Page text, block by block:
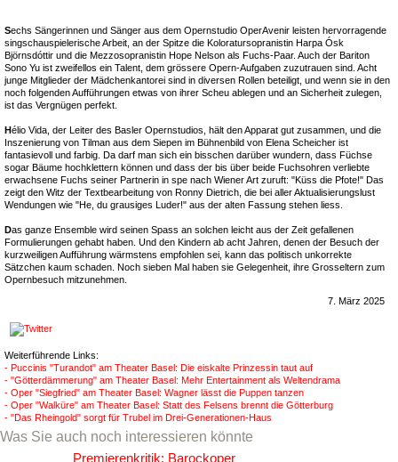
Sechs Sängerinnen und Sänger aus dem Opernstudio OperAvenir leisten hervorragende
singschauspielerische Arbeit, an der Spitze die Koloratursopranistin Harpa Ósk
Björnsdóttir und die Mezzosopranistin Hope Nelson als Fuchs-Paar. Auch der Bariton
Sono Yu ist zweifellos ein Talent, dem grössere Opern-Aufgaben zuzutrauen sind. Acht
junge Mitglieder der Mädchenkantorei sind in diversen Rollen beteiligt, und wenn sie in den
noch folgenden Aufführungen etwas von ihrer Scheu ablegen und an Sicherheit zulegen,
ist das Vergnügen perfekt.
Hélio Vida, der Leiter des Basler Opernstudios, hält den Apparat gut zusammen, und die
Inszenierung von Tilman aus dem Siepen im Bühnenbild von Elena Scheicher ist
fantasievoll und farbig. Da darf man sich ein bisschen darüber wundern, dass Füchse
sogar Bäume hochklettern können und dass der bis über beide Fuchsohren verliebte
erwachsene Fuchs seiner Partnerin in spe nach Wiener Art zuruft: "Küss die Pfote!" Das
zeigt den Witz der Textbearbeitung von Ronny Dietrich, die bei aller Aktualisierungslust
Wendungen wie "He, du grausiges Luder!" aus der alten Fassung stehen liess.
Das ganze Ensemble wird seinen Spass an solchen leicht aus der Zeit gefallenen
Formulierungen gehabt haben. Und den Kindern ab acht Jahren, denen der Besuch der
kurzweiligen Aufführung wärmstens empfohlen sei, kann das politisch unkorrekte
Sätzchen kaum schaden. Noch sieben Mal haben sie Gelegenheit, ihre Grosseltern zum
Opernbesuch mitzunehmen.
7. März 2025
Weiterführende Links:
- Puccinis "Turandot" am Theater Basel: Die eiskalte Prinzessin taut auf
- "Götterdämmerung" am Theater Basel: Mehr Entertainment als Weltendrama
- Oper "Siegfried" am Theater Basel: Wagner lässt die Puppen tanzen
- Oper "Walküre" am Theater Basel: Statt des Felsens brennt die Götterburg
- "Das Rheingold" sorgt für Trubel im Drei-Generationen-Haus
Was Sie auch noch interessieren könnte
Premierenkritik: Barockoper